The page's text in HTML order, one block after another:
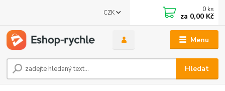
Menu
CZK
Hledat
0 ks
za 0,00 Kč